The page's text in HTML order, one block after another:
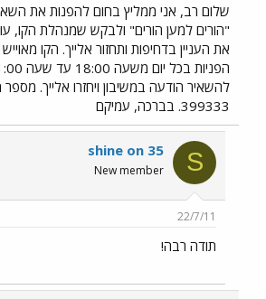
שלום רב, אני ממליץ בחום להפנות את
"הורים למען הורים" ולבקש שמנהלת הקו,
את העניין בדחיפות ותחזור אלייך. הקו
399333. בברכה, עמיקם
S
shine on 35
New member
22/7/11
תודה רבה!